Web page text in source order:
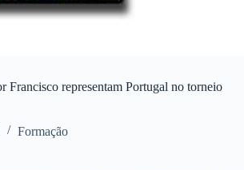
Francisco representam Portugal no torneio
Formação